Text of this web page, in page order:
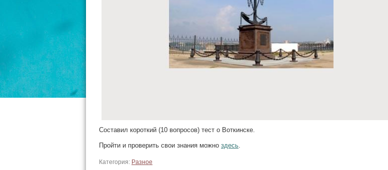
Составил короткий (10 вопросов) тест о Воткинске.
Пройти и проверить свои знания можно здесь.
Категория: Разное